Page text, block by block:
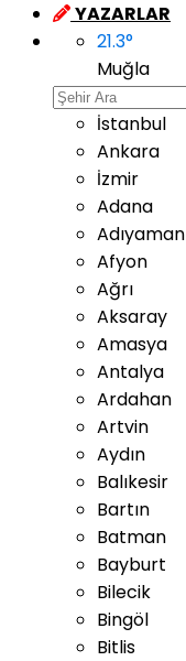
YAZARLAR
21.3°
Muğla
İstanbul
Ankara
İzmir
Adana
Adıyaman
Afyon
Ağrı
Aksaray
Amasya
Antalya
Ardahan
Artvin
Aydın
Balıkesir
Bartın
Batman
Bayburt
Bilecik
Bingöl
Bitlis